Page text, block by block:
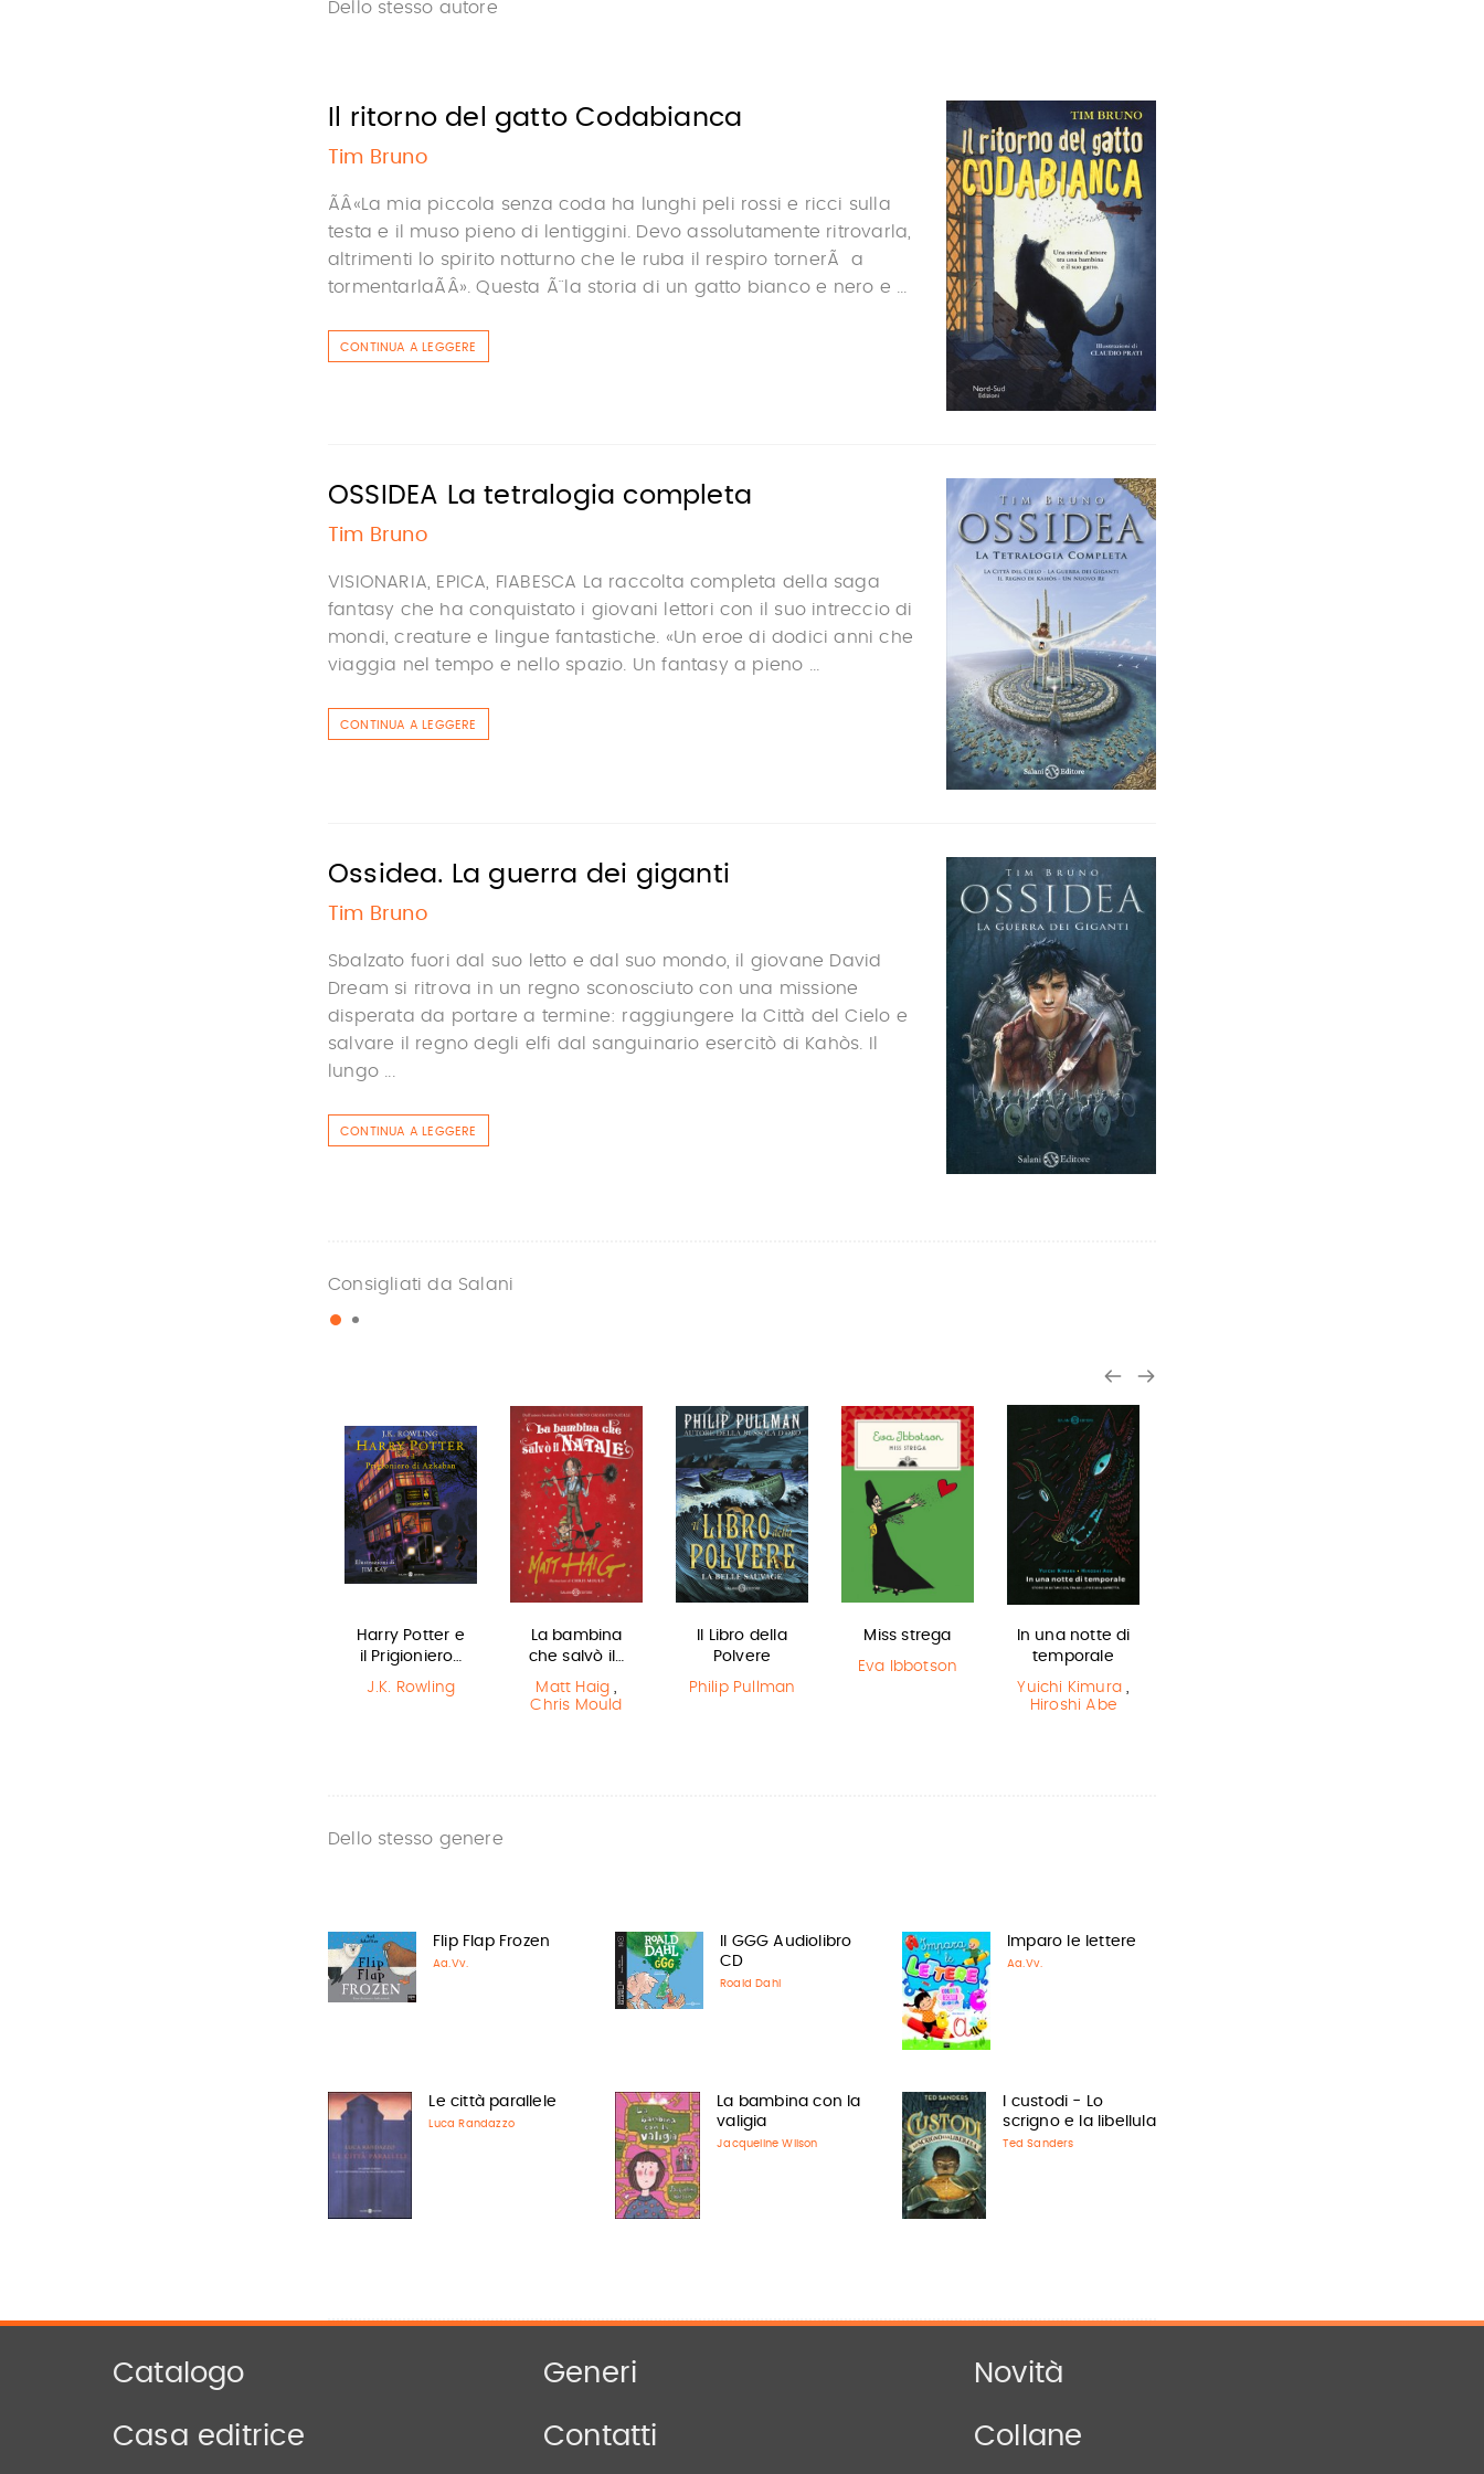
Dello stesso autore
Il ritorno del gatto Codabianca
Tim Bruno
ÃÂ«La mia piccola senza coda ha lunghi peli rossi e ricci sulla
testa e il muso pieno di lentiggini. Devo assolutamente ritrovarla,
altrimenti lo spirito notturno che le ruba il respiro tornerÃ a
tormentarlaÃÂ». Questa Ã¨ la storia di un gatto bianco e nero e ...
CONTINUA A LEGGERE
OSSIDEA La tetralogia completa
Tim Bruno
VISIONARIA, EPICA, FIABESCA La raccolta completa della saga
fantasy che ha conquistato i giovani lettori con il suo intreccio di
mondi, creature e lingue fantastiche. «Un eroe di dodici anni che
viaggia nel tempo e nello spazio. Un fantasy a pieno ...
CONTINUA A LEGGERE
Ossidea. La guerra dei giganti
Tim Bruno
Sbalzato fuori dal suo letto e dal suo mondo, il giovane David
Dream si ritrova in un regno sconosciuto con una missione
disperata da portare a termine: raggiungere la Città del Cielo e
salvare il regno degli elfi dal sanguinario esercitò di Kahòs. Il
lungo ...
CONTINUA A LEGGERE
Consigliati da Salani
Harry Potter e
il Prigioniero…
J.K. Rowling
La bambina
che salvò il…
Matt Haig ,
Chris Mould
Il Libro della
Polvere
Philip Pullman
Miss strega
Eva Ibbotson
In una notte di
temporale
Yuichi Kimura ,
Hiroshi Abe
Dello stesso genere
Flip Flap Frozen
Aa.Vv.
Il GGG Audiolibro
CD
Roald Dahl
Imparo le lettere
Aa.Vv.
Le città parallele
Luca Randazzo
La bambina con la
valigia
Jacqueline Wilson
I custodi - Lo
scrigno e la libellula
Ted Sanders
Catalogo Generi Novità
Casa editrice Contatti Collane